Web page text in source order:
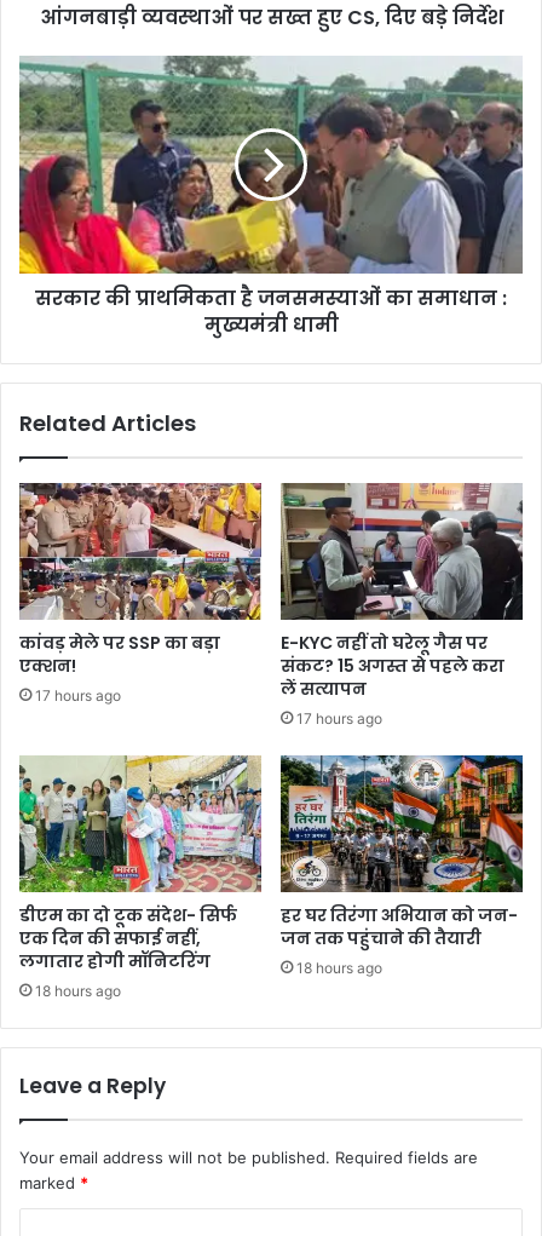
आंगनबाड़ी व्यवस्थाओं पर सख्त हुए CS, दिए बड़े निर्देश
सरकार की प्राथमिकता है जनसमस्याओं का समाधान :
मुख्यमंत्री धामी
Related Articles
कांवड़ मेले पर SSP का बड़ा
एक्शन!
17 hours ago
E-KYC नहीं तो घरेलू गैस पर
संकट? 15 अगस्त से पहले करा
लें सत्यापन
17 hours ago
डीएम का दो टूक संदेश- सिर्फ
एक दिन की सफाई नहीं,
लगातार होगी मॉनिटरिंग
18 hours ago
हर घर तिरंगा अभियान को जन-
जन तक पहुंचाने की तैयारी
18 hours ago
Leave a Reply
Your email address will not be published. Required fields are
marked *